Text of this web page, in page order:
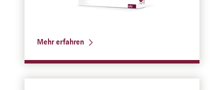
Mehr erfahren